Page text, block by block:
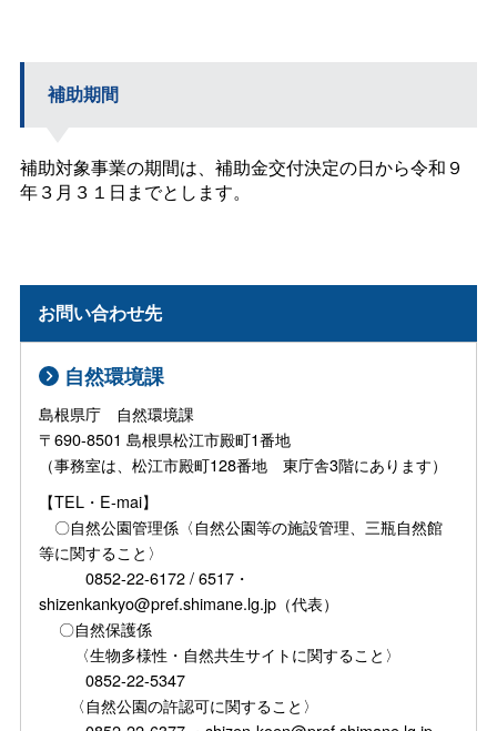
補助期間
補助対象事業の期間は、補助金交付決定の日から令和９
年３月３１日までとします。
お問い合わせ先
自然環境課
島根県庁 自然環境課
〒690-8501 島根県松江市殿町1番地
（事務室は、松江市殿町128番地 東庁舎3階にあります）
【TEL・E-mai】
〇自然公園管理係〈自然公園等の施設管理、三瓶自然館
等に関すること〉
0852-22-6172 / 6517・
shizenkankyo@pref.shimane.lg.jp（代表）
〇自然保護係
〈生物多様性・自然共生サイトに関すること〉
0852-22-5347
〈自然公園の許認可に関すること〉